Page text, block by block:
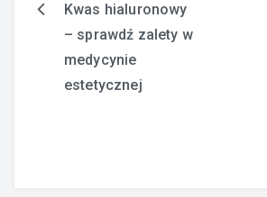
Nawigacja
Kwas hialuronowy
– sprawdź zalety w
medycynie
estetycznej